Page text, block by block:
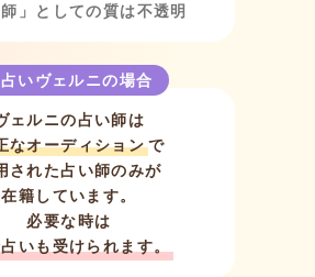
師」としての質は不透明
占いヴェルニの場合
ェルニの占い師は
なオーディションで
された占い師のみが
在籍しています。
必要な時は
いも受けられます。